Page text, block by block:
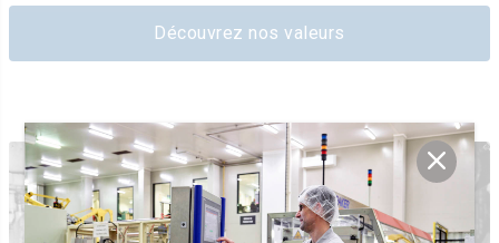
Découvrez nos valeurs